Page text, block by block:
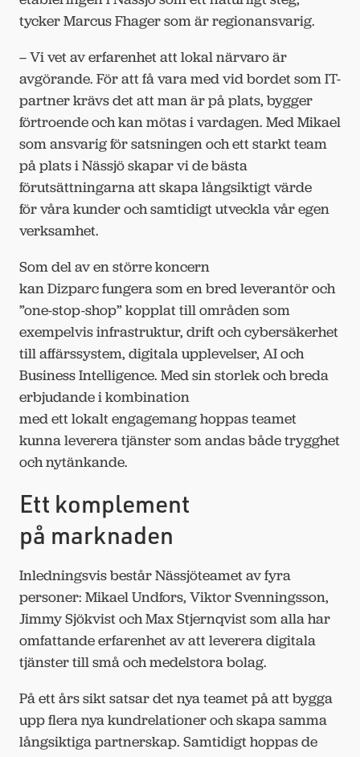
tycker Marcus Fhager som är regionansvarig.
– Vi vet av erfarenhet att lokal närvaro är
avgörande. För att få vara med vid bordet som IT-
partner krävs det att man är på plats, bygger
förtroende och kan mötas i vardagen. Med Mikael
som ansvarig för satsningen och ett starkt team
på plats i Nässjö skapar vi de bästa
förutsättningarna att skapa långsiktigt värde
för våra kunder och samtidigt utveckla vår egen
verksamhet.
Som del av en större koncern
kan Dizparc fungera som en bred leverantör och
”one-stop-shop” kopplat till områden som
exempelvis infrastruktur, drift och cybersäkerhet
till affärssystem, digitala upplevelser, AI och
Business Intelligence. Med sin storlek och breda
erbjudande i kombination
med ett lokalt engagemang hoppas teamet
kunna leverera tjänster som andas både trygghet
och nytänkande.
Ett komplement
på marknaden
Inledningsvis består Nässjöteamet av fyra
personer: Mikael Undfors, Viktor Svenningsson,
Jimmy Sjökvist och Max Stjernqvist som alla har
omfattande erfarenhet av att leverera digitala
tjänster till små och medelstora bolag.
På ett års sikt satsar det nya teamet på att bygga
upp flera nya kundrelationer och skapa samma
långsiktiga partnerskap. Samtidigt hoppas de